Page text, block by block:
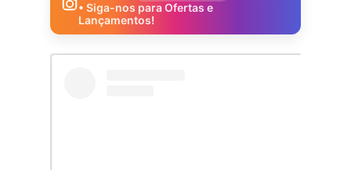
• Siga-nos para Ofertas e
Lançamentos!